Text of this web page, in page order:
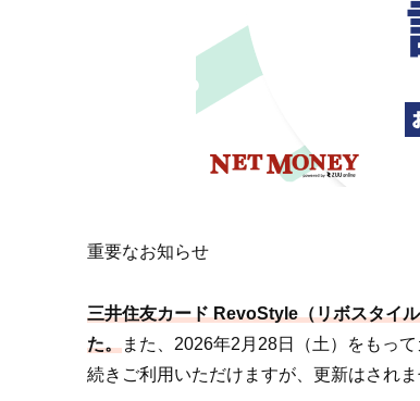
重要なお知らせ
三井住友カード RevoStyle（リボスタイ
た。また、2026年2月28日（土）をもっ
続きご利用いただけますが、更新はされま